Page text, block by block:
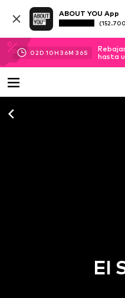
ABOUT YOU App
02D 10H 36M 35S
hasta
El